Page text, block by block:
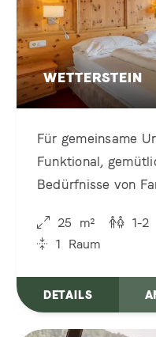
WETTERSTEIN
Für gemeinsame
Funktional,
Bedürfnisse von
Zusammensein 1-2
25
m²
1
Raum
DETAILS